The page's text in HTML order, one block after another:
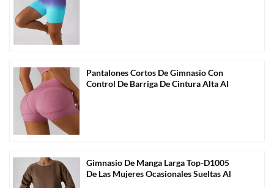
Pantalones Cortos De Gimnasio Con
Control De Barriga De Cintura Alta Al
Gimnasio De Manga Larga Top-D1005
De Las Mujeres Ocasionales Sueltas Al